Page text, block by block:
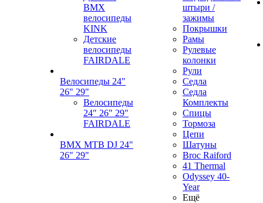
BMX
велосипеды
KINK
Детские
велосипеды
FAIRDALE
Велосипеды 24"
26" 29"
Велосипеды
24" 26" 29"
FAIRDALE
BMX MTB DJ 24"
26" 29"
штыри /
зажимы
Покрышки
Рамы
Рулевые
колонки
Рули
Седла
Седла
Комплекты
Спицы
Тормоза
Цепи
Шатуны
Broc Raiford
41 Thermal
Odyssey 40-
Year
Ещё